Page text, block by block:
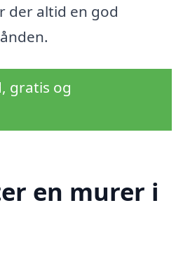
der altid en god
gratis og
en murer i